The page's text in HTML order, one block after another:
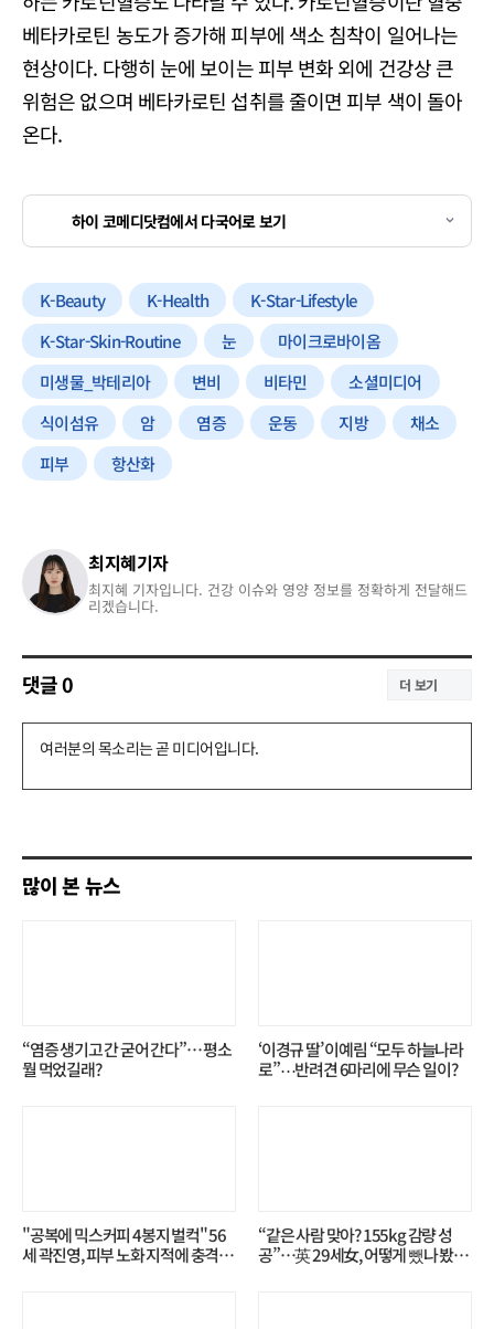
베타카로틴 농도가 증가해 피부에 색소 침착이 일어나는
현상이다. 다행히 눈에 보이는 피부 변화 외에 건강상 큰
위험은 없으며 베타카로틴 섭취를 줄이면 피부 색이 돌아
온다.
하이 코메디닷컴에서 다국어로 보기
K-Beauty K-Health
K-Star-Lifestyle
K-Star-Skin-Routine
눈
마이크로바이옴
미생물_박테리아
변비 비타민
소셜미디어
식이섬유
암 염증 운동 지방
채소
피부
항산화
최지혜기자
최지혜 기자입니다. 건강 이슈와 영양 정보를 정확하게 전달해드
리겠습니다.
댓글0 더 보기
댓
기
많이 본 뉴스
“염증 생기고 간 굳어 간다”… 평소
뭘 먹었길래?
‘이경규 딸’ 이예림 “모두 하늘나라
로”⋯반려견 6마리에 무슨 일이?
"공복에 믹스커피 4봉지 벌컥" 56
세 곽진영, 피부 노화 지적에 충격…
“같은 사람 맞아? 155kg 감량 성
공”…英 29세女, 어떻게 뺐나 봤더